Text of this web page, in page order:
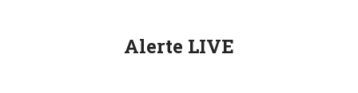
Alerte LIVE